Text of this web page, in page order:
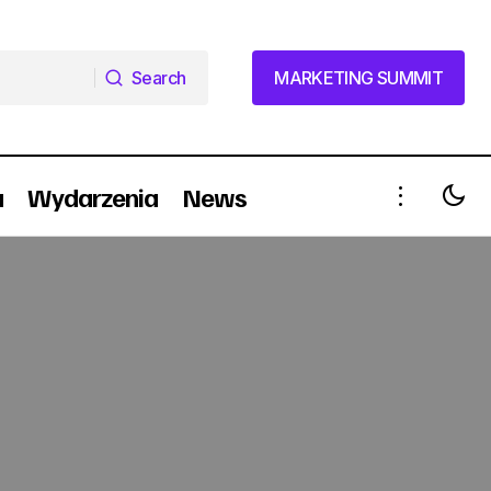
Search
MARKETING SUMMIT
MARKETING SUMMIT
Wydarzenia News